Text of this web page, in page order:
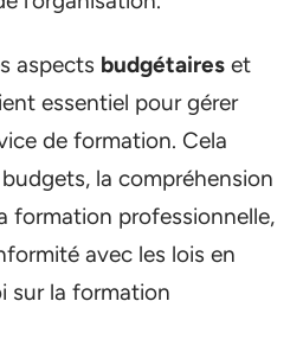
aspects budgétaires et
essentiel pour gérer
de formation. Cela
la compréhension
formation professionnelle,
avec les lois en
sur la formation